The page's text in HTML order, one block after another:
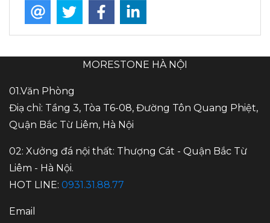
MORESTONE HÀ NỘI
01.Văn Phòng
Điạ chỉ: Tầng 3, Tòa T6-08, Đường Tôn Quang Phiệt,
Quận Bắc Từ Liêm, Hà Nội
02: Xưởng đá nội thất: Thượng Cát - Quận Bắc Từ
Liêm - Hà Nội.
HOT LINE: 0931.31.88.77
Email